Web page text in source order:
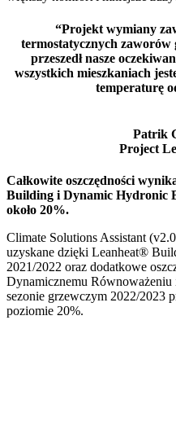
“Projekt wymiany
termostatycznych
przeszedł nasze
wszystkich mieszkaniach
temperaturę
Patrik
Project
Całkowite oszczędności
Building i Dynamic Hydronic
około 20%.
Climate Solutions Assistant
uzyskane dzięki Leanheat®
2021/2022 oraz dodatkowe
Dynamicznemu
sezonie grzewczym 2022/2023
poziomie 20%.